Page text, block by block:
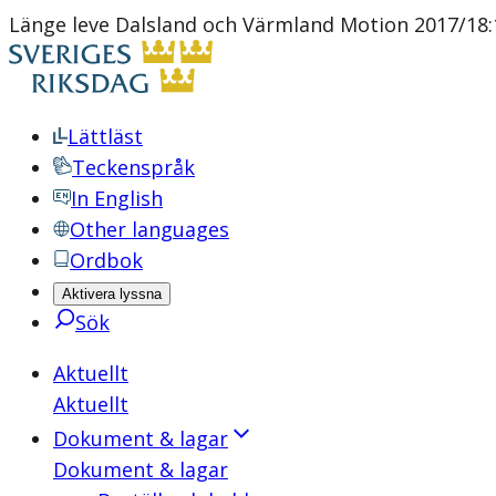
Länge leve Dalsland och Värmland Motion 2017/
Lättläst
Teckenspråk
In English
Other languages
Ordbok
Aktivera lyssna
Sök
Aktuellt
Aktuellt
Dokument & lagar
Dokument & lagar